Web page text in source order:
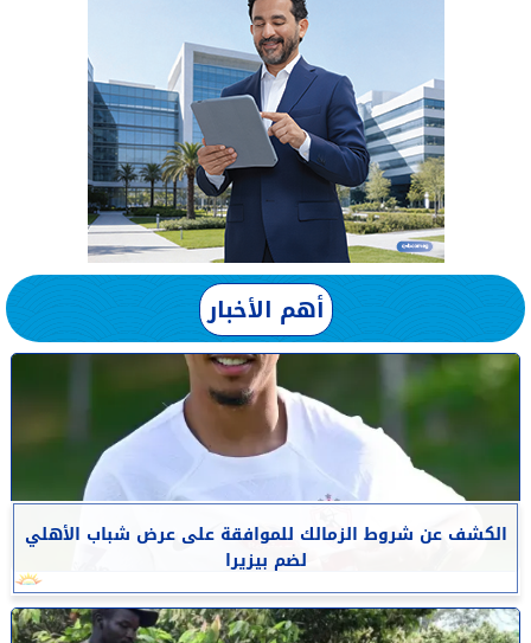
أهم الأخبار
الكشف عن شروط الزمالك للموافقة على عرض شباب الأهلي
لضم بيزيرا